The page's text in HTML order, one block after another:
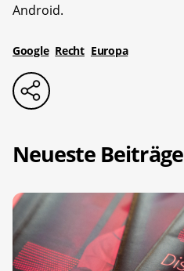
Android.
Google Recht Europa
Neueste Beiträge